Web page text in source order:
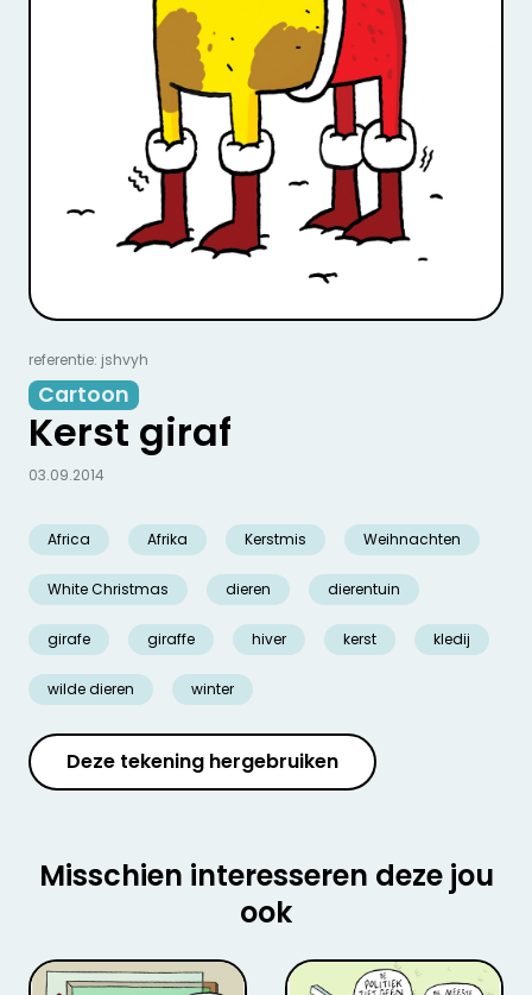
referentie: jshvyh
Cartoon
Kerst giraf
Africa Afrika Kerstmis Weihnachten
White Christmas dieren dierentuin
girafe giraffe hiver kerst kledij
wilde dieren winter
03.09.2014
Deze tekening hergebruiken
Misschien interesseren deze jou
ook